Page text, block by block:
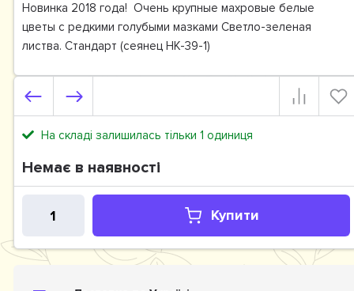
Новинка 2018 года! Очень крупные махровые белые
цветы с редкими голубыми мазками Светло-зеленая
листва. Стандарт (сеянец НК-39-1)
На складі залишилась тільки 1 одиниця
Немає в наявності
Купити